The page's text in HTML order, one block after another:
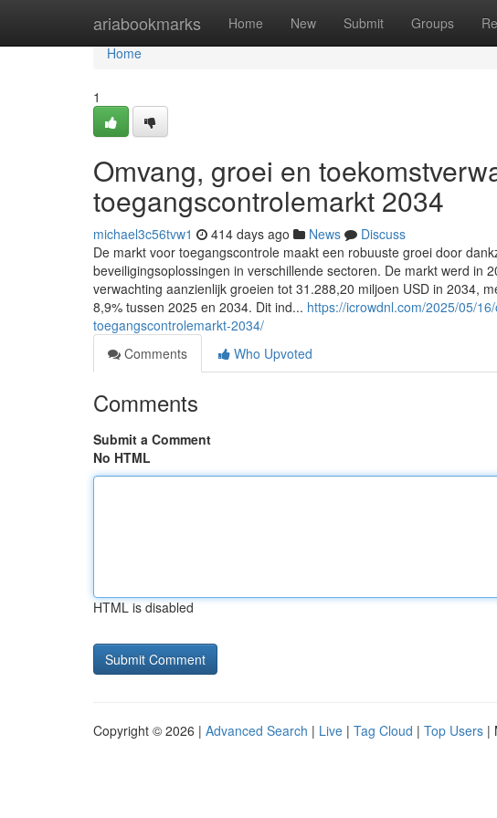
ariabookmarks Home New Submit Groups
Home
Home
1
Omvang, groei en
toegangscontrolemarkt 2034
michael3c56tvw1 414 days ago News
Discuss
De markt voor toegangscontrole maakt een robuuste groei door
beveiligingsoplossingen in verschillende sectoren. De markt werd in
verwachting aanzienlijk groeien tot 31.288,20 miljoen USD in 2034,
8,9% tussen 2025 en 2034. Dit ind... https://icrowdnl.com/2025/05/
toegangscontrolemarkt-2034/
Comments
Who Upvoted
Comments
Submit a Comment
No HTML
HTML is disabled
Copyright © 2026 | Advanced Search | Live | Tag Cloud | Top Users |